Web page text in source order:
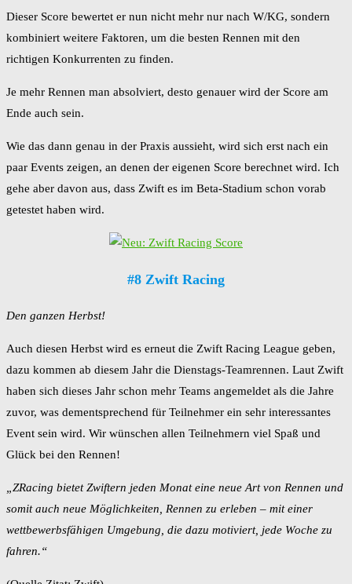
Dieser Score bewertet er nun nicht mehr nur nach W/KG, sondern
kombiniert weitere Faktoren, um die besten Rennen mit den
richtigen Konkurrenten zu finden.
Je mehr Rennen man absolviert, desto genauer wird der Score am
Ende auch sein.
Wie das dann genau in der Praxis aussieht, wird sich erst nach ein
paar Events zeigen, an denen der eigenen Score berechnet wird. Ich
gehe aber davon aus, dass Zwift es im Beta-Stadium schon vorab
getestet haben wird.
#8 Zwift Racing
Den ganzen Herbst!
Auch diesen Herbst wird es erneut die Zwift Racing League geben,
dazu kommen ab diesem Jahr die Dienstags-Teamrennen. Laut Zwift
haben sich dieses Jahr schon mehr Teams angemeldet als die Jahre
zuvor, was dementsprechend für Teilnehmer ein sehr interessantes
Event sein wird. Wir wünschen allen Teilnehmern viel Spaß und
Glück bei den Rennen!
„ZRacing bietet Zwiftern jeden Monat eine neue Art von Rennen und
somit auch neue Möglichkeiten, Rennen zu erleben – mit einer
wettbewerbsfähigen Umgebung, die dazu motiviert, jede Woche zu
fahren.“